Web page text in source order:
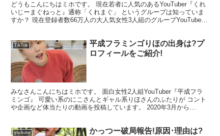
どうもこんにちはミホです。 現在若者に人気のあるYouTuber『くれ
いじーまぐねっと』通称「くれまぐ」 というグループは知っていま
すか？ 現在登録者数66万人の大人気女性3人組のグループYouTuber
TikTok
平成フラミンゴりほの出身は?プ
ロフィールをご紹介!
みなさんこんにちはミホです。 面白女性2人組YouTuber『平成フラ
ミンゴ』 可愛い系のにこさんとギャル系りほさんのふたりが コント
や企画など体当たりの動画を投稿しています。 2020年3月から
youtube
かっつー破局報告!原因･理由は?